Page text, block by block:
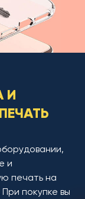
И
и
печать на
покупке вы